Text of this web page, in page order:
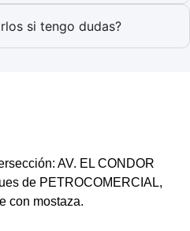
si tengo dudas?
AV. EL CONDOR
de PETROCOMERCIAL,
con mostaza.